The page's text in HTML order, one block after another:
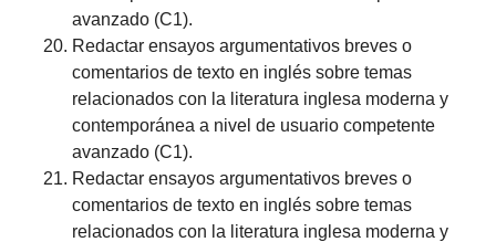
avanzado (C1).
Redactar ensayos argumentativos breves o
comentarios de texto en inglés sobre temas
relacionados con la literatura inglesa moderna y
contemporánea a nivel de usuario competente
avanzado (C1).
Redactar ensayos argumentativos breves o
comentarios de texto en inglés sobre temas
relacionados con la literatura inglesa moderna y